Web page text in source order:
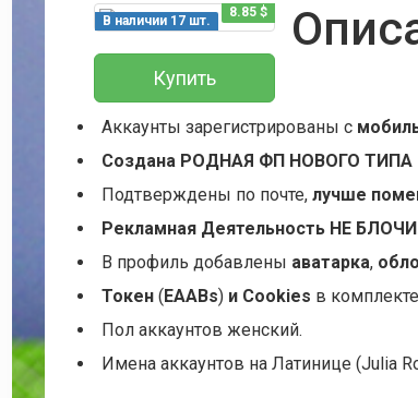
В наличии 17 шт.
8.85 $
Купить
Аккаунты зарегистрированы с
Создана РОДНАЯ ФП НОВОГО ТИПА
Подтверждены по почте, лучше
Рекламная Деятельность НЕ
В профиль добавлены аватарка,
Токен (EAABs)и Cookies в
Пол аккаунтов женский.
Имена аккаунтов на Латинице (Julia